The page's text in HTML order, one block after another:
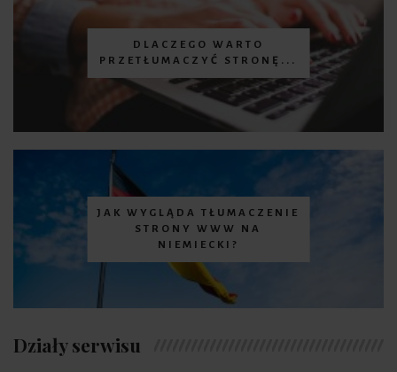
DLACZEGO WARTO
PRZETŁUMACZYĆ STRONĘ...
JAK WYGLĄDA TŁUMACZENIE
STRONY WWW NA
NIEMIECKI?
Działy serwisu